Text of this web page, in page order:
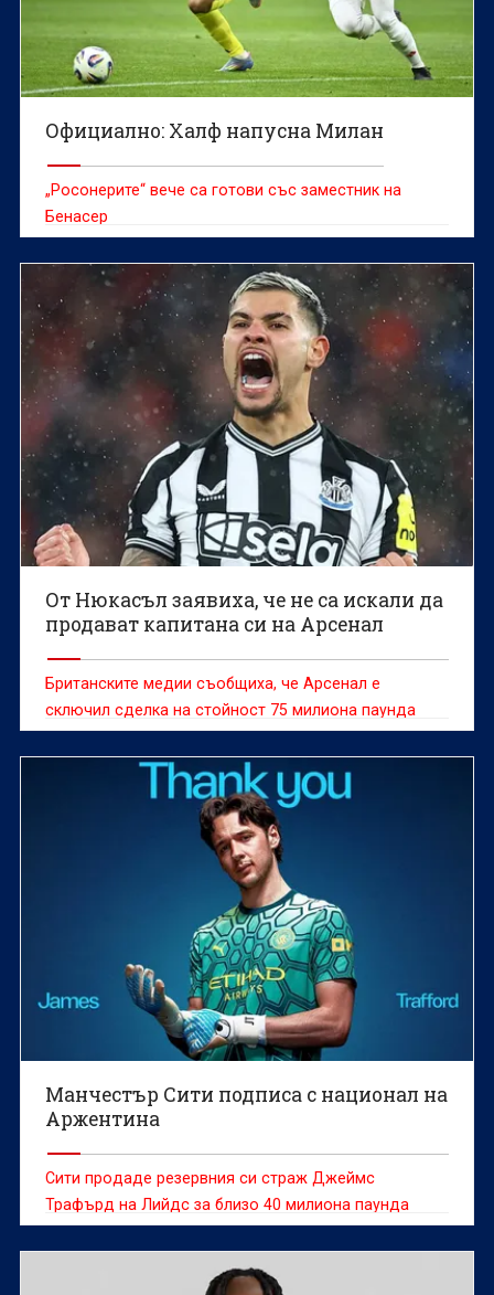
Официално: Халф напусна Милан
„Росонерите“ вече са готови със заместник на
Бенасер
От Нюкасъл заявиха, че не са искали да
продават капитана си на Арсенал
Британските медии съобщиха, че Арсенал е
сключил сделка на стойност 75 милиона паунда
Манчестър Сити подписа с национал на
Аржентина
Сити продаде резервния си страж Джеймс
Трафърд на Лийдс за близо 40 милиона паунда